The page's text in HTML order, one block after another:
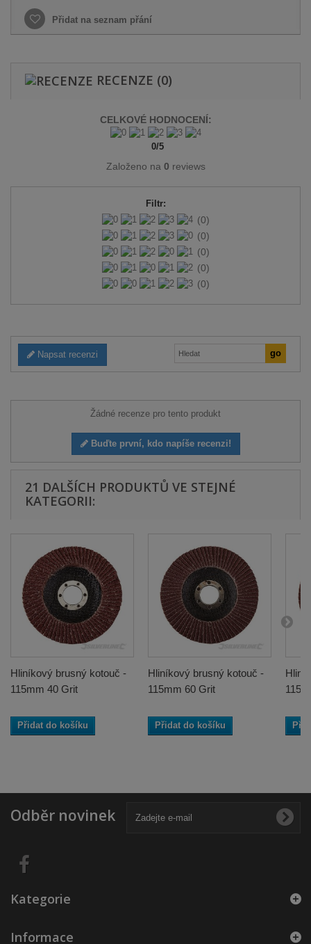
Přidat na seznam přání
RECENZE (0)
CELKOVÉ HODNOCENÍ:
0/5
Založeno na 0 reviews
Filtr:
(0)
(0)
(0)
(0)
(0)
Napsat recenzi
Žádné recenze pro tento produkt
Buďte první, kdo napíše recenzi!
21 DALŠÍCH PRODUKTŮ VE STEJNÉ
KATEGORII:
Hliníkový brusný kotouč -
115mm 40 Grit
Přidat do košíku
Hliníkový brusný kotouč -
115mm 60 Grit
Přidat do košíku
Odběr novinek
Kategorie
Informace